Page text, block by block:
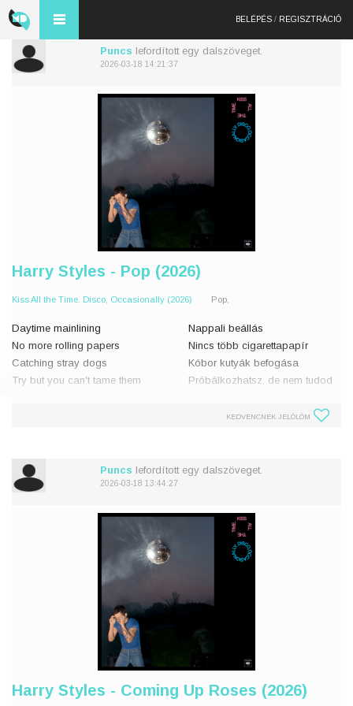
BELÉPÉS / REGISZTRÁCIÓ
Puncs lefordított egy dalszöveget.
2026-03-18 14:21:37
Harry Styles - Pop (2026)
Kiss All the Time. Disco, Occasionally (2026) Pop,
Daytime mainlining
No more rolling papers
Catching stray dogs
Try but you can't tame them
It's meant to be pop
Nappali beállás
Nincs több cigarettapapír
Kóbor kutyák befogása
Próbálkozhatsz, de nem tudod
Tiszta, makulátlan fantázia
KEDVENCNEK JELÖLÖM
Puncs lefordított egy dalszöveget.
2026-03-18 13:44:27
Harry Styles - Coming Up Roses (2026)